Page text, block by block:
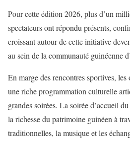
Pour cette édition 2026, plus d’un
spectateurs ont répondu présents,
croissant autour de cette initiative
au sein de la communauté guinéenne
En marge des rencontres sportives,
une riche programmation culturelle
grandes soirées. La soirée d’accueil
la richesse du patrimoine guinéen à
traditionnelles, la musique et les